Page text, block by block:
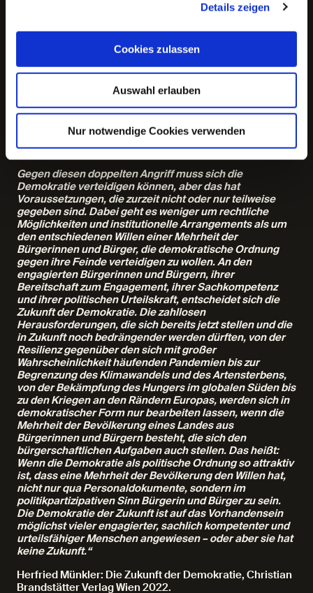
Details zeigen
Cookies zulassen
Auswahl erlauben
Nur notwendige Cookies verwenden
damit eine wachsende Gleichgültigkeit der Bevölkerung
Politik, andererseits eine offen zur Schau gestellte
Feindseligkeit gegenüber dem demokratischen
Demokratie gebe es dann, wenn ihr eigener Wille gelte
und durchgesetzt werde. Weil das jedoch nicht der Fall ist
Beschränkungen des Volkwillens aufweist, erklären
diese Menschen, die bestehende Ordnung sei überhaupt
keine Demokratie und eine Demokratie habe man in
Europa schon lange nicht mehr.
Gegen diesen doppelten Angriff muss sich die
Demokratie verteidigen können, aber das hat
Voraussetzungen, die zurzeit nicht oder nur teilweise
gegeben sind. Dabei geht es weniger um rechtliche
Möglichkeiten und institutionelle Arrangements als um
den entschiedenen Willen einer Mehrheit der
Bürgerinnen und Bürger, die demokratische Ordnung
gegen ihre Feinde verteidigen zu wollen. An den
engagierten Bürgerinnen und Bürgern, ihrer
Bereitschaft zum Engagement, ihrer Sachkompetenz
und ihrer politischen Urteilskraft, entscheidet sich die
Zukunft der Demokratie. Die zahllosen
Herausforderungen, die sich bereits jetzt stellen und die
in Zukunft noch bedrängender werden dürften, von der
Resilienz gegenüber den sich mit großer
Wahrscheinlichkeit häufenden Pandemien bis zur
Begrenzung des Klimawandels und des Artensterbens,
von der Bekämpfung des Hungers im globalen Süden bis
zu den Kriegen an den Rändern Europas, werden sich in
demokratischer Form nur bearbeiten lassen, wenn die
Mehrheit der Bevölkerung eines Landes aus
Bürgerinnen und Bürgern besteht, die sich den
bürgerschaftlichen Aufgaben auch stellen. Das heißt:
Wenn die Demokratie als politische Ordnung so attraktiv
ist, dass eine Mehrheit der Bevölkerung den Willen hat,
nicht nur qua Personaldokumente, sondern im
politikpartizipativen Sinn Bürgerin und Bürger zu sein.
Die Demokratie der Zukunft ist auf das Vorhandensein
möglichst vieler engagierter, sachlich kompetenter und
urteilsfähiger Menschen angewiesen – oder aber sie hat
keine Zukunft.“
Herfried Münkler: Die Zukunft der Demokratie, Christian
Brandstätter Verlag Wien 2022.